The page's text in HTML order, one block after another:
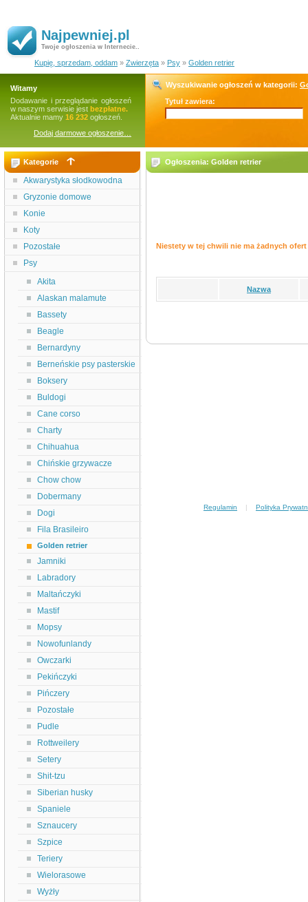
Najpewniej.pl
Twoje ogłoszenia w Internecie..
Kupię, sprzedam, oddam » Zwierzęta » Psy » Golden retrier
Witamy
Dodawanie i przeglądanie ogłoszeń
w naszym serwisie jest bezpłatne.
Aktualnie mamy 16 232 ogłoszeń.
Dodaj darmowe ogłoszenie…
Wyszukiwanie ogłoszeń w kategorii:
Tytuł zawiera:
Kategorie
Akwarystyka słodkowodna
Gryzonie domowe
Konie
Koty
Pozostałe
Psy
Akita
Alaskan malamute
Bassety
Beagle
Bernardyny
Berneńskie psy pasterskie
Boksery
Buldogi
Cane corso
Charty
Chihuahua
Chińskie grzywacze
Chow chow
Dobermany
Dogi
Fila Brasileiro
Golden retrier
Jamniki
Labradory
Maltańczyki
Mastif
Mopsy
Nowofunlandy
Owczarki
Pekińczyki
Pińczery
Pozostałe
Pudle
Rottweilery
Setery
Shit-tzu
Siberian husky
Spaniele
Sznaucery
Szpice
Teriery
Wielorasowe
Wyżły
Ogłoszenia: Golden retrier
Niestety w tej chwili nie ma żadnych
Nazwa
Regulamin | Polityka